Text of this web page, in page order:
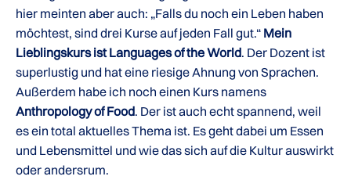
hier meinten aber auch: „Falls du noch ein Leben haben
möchtest, sind drei Kurse auf jeden Fall gut.“ Mein
Lieblingskurs ist Languages of the World. Der Dozent ist
superlustig und hat eine riesige Ahnung von Sprachen.
Außerdem habe ich noch einen Kurs namens
Anthropology of Food. Der ist auch echt spannend, weil
es ein total aktuelles Thema ist. Es geht dabei um Essen
und Lebensmittel und wie das sich auf die Kultur auswirkt
oder andersrum.